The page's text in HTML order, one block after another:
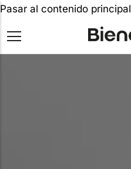
Pasar al contenido principal